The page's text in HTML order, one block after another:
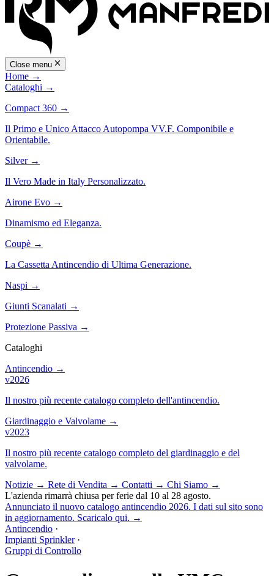
Close menu
Home →
Cataloghi →
Compact 360 →
Il Primo e Unico Attacco Autopompa VV.F. Componibile e
Orientabile.
Silver →
Il Vero Made in Italy Personalizzato.
Airone Evo →
Dinamismo ed Eleganza.
Coupè →
La Cassetta Antincendio di Ultima Generazione.
Naspi →
Giunti Scanalati →
Protezione Passiva →
Cataloghi
Antincendio →
v2026
Il nostro più recente catalogo completo dell'antincendio.
Giardinaggio e Valvolame →
v2023
Il nostro più recente catalogo completo del giardinaggio e del
valvolame.
Notizie → Rete di Vendita → Contatti → Chi Siamo →
L'azienda rimarrà chiusa per ferie dal 10 al 28 agosto.
Annunciato il nuovo catalogo antincendio 2026. I dati sul sito sono
in aggiornamento. Scaricalo qui. →
Antincendio ·
Impianti Sprinkler ·
Gruppi di Controllo